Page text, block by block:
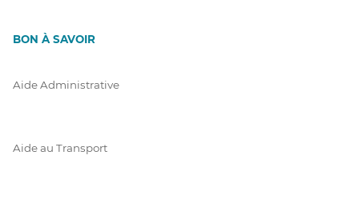
BON À SAVOIR
Aide Administrative
Aide au Transport